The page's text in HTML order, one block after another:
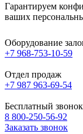
Гарантируем
ваших
Оборудование
+7 968-753-10-59
Отдел продаж
+7 987 963-69-54
Бесплатный
8 800-250-56-92
Заказать звонок